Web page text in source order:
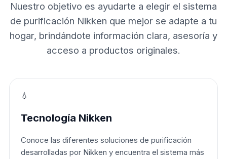
Nuestro objetivo es ayudarte a elegir el sistema
de purificación Nikken que mejor se adapte a tu
hogar, brindándote información clara, asesoría y
acceso a productos originales.
💧
Tecnología Nikken
Conoce las diferentes soluciones de purificación
desarrolladas por Nikken y encuentra el sistema más